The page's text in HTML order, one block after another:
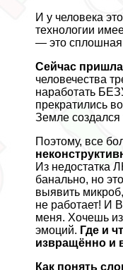
И у человека
технологии
— это сплошная
Сейчас
человечества
наработать
прекратились
Земле
Поэтому, все
Из недостатка
бaнaльно, но
выявить
не работает! И
меня. Хочешь
эмоций. Где и
извращённо и
Как понять